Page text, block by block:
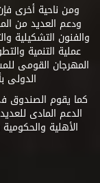
ومن ناحية أخرى
ودعم العديد من
والفنون التشكيلية
عملية التنمية
المهرجان القومى
الدولى
كما يقوم الصندوق
الدعم المادى
الأهلية